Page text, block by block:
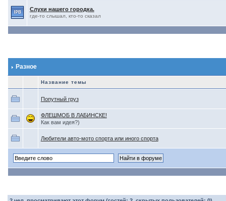
Слухи нашего городка.
где-то слышал, кто-то сказал
Разное
Название темы
Попутный груз
ФЛЕШМОБ В ЛАБИНСКЕ!
Как вам идея?)
Любители авто-мото спорта или иного спорта